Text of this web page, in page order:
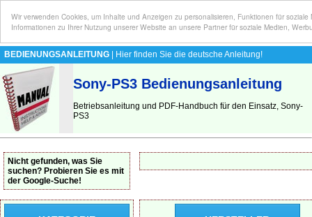
Wir verwenden Cookies, um Inhalte und Anzeigen zu personalisieren, Funktionen für
Informationen zu Ihrer Nutzung unserer Website an unsere Partner für soziale Medien,
BEDIENUNGSANLEITUNG | Hier finden Sie die deutsche Anleitung!
Sony-PS3 Bedienungsanleitung
Betriebsanleitung und PDF-Handbuch für den Einsatz, Sony-
PS3
Nicht gefunden, was Sie
suchen? Probieren Sie es mit
der Google-Suche!